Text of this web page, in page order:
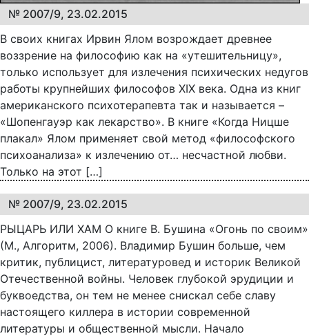
№ 2007/9, 23.02.2015
В своих книгах Ирвин Ялом возрождает древнее
воззрение на философию как на «утешительницу»,
только использует для излечения психических недугов
работы крупнейших философов XIX века. Одна из книг
американского психотерапевта так и называется –
«Шопенгауэр как лекарство». В книге «Когда Ницше
плакал» Ялом применяет свой метод «философского
психоанализа» к излечению от… несчастной любви.
Только на этот […]
№ 2007/9, 23.02.2015
РЫЦАРЬ ИЛИ ХАМ О книге В. Бушина «Огонь по своим»
(М., Алгоритм, 2006). Владимир Бушин больше, чем
критик, публицист, литературовед и историк Великой
Отечественной войны. Человек глубокой эрудиции и
буквоедства, он тем не менее снискал себе славу
настоящего киллера в истории современной
литературы и общественной мысли. Начало